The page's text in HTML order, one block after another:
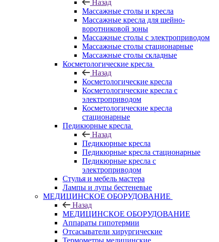
Назад
Массажные столы и кресла
Массажные кресла для шейно-
воротниковой зоны
Массажные столы с электроприводом
Массажные столы стационарные
Массажные столы складные
Косметологические кресла
Назад
Косметологические кресла
Косметологические кресла с
электроприводом
Косметологические кресла
стационарные
Педикюрные кресла
Назад
Педикюрные кресла
Педикюрные кресла стационарные
Педикюрные кресла с
электроприводом
Стулья и мебель мастера
Лампы и лупы бестеневые
МЕДИЦИНСКОЕ ОБОРУДОВАНИЕ
Назад
МЕДИЦИНСКОЕ ОБОРУДОВАНИЕ
Аппараты гипотермии
Отсасыватели хирургические
Термометры медицинские